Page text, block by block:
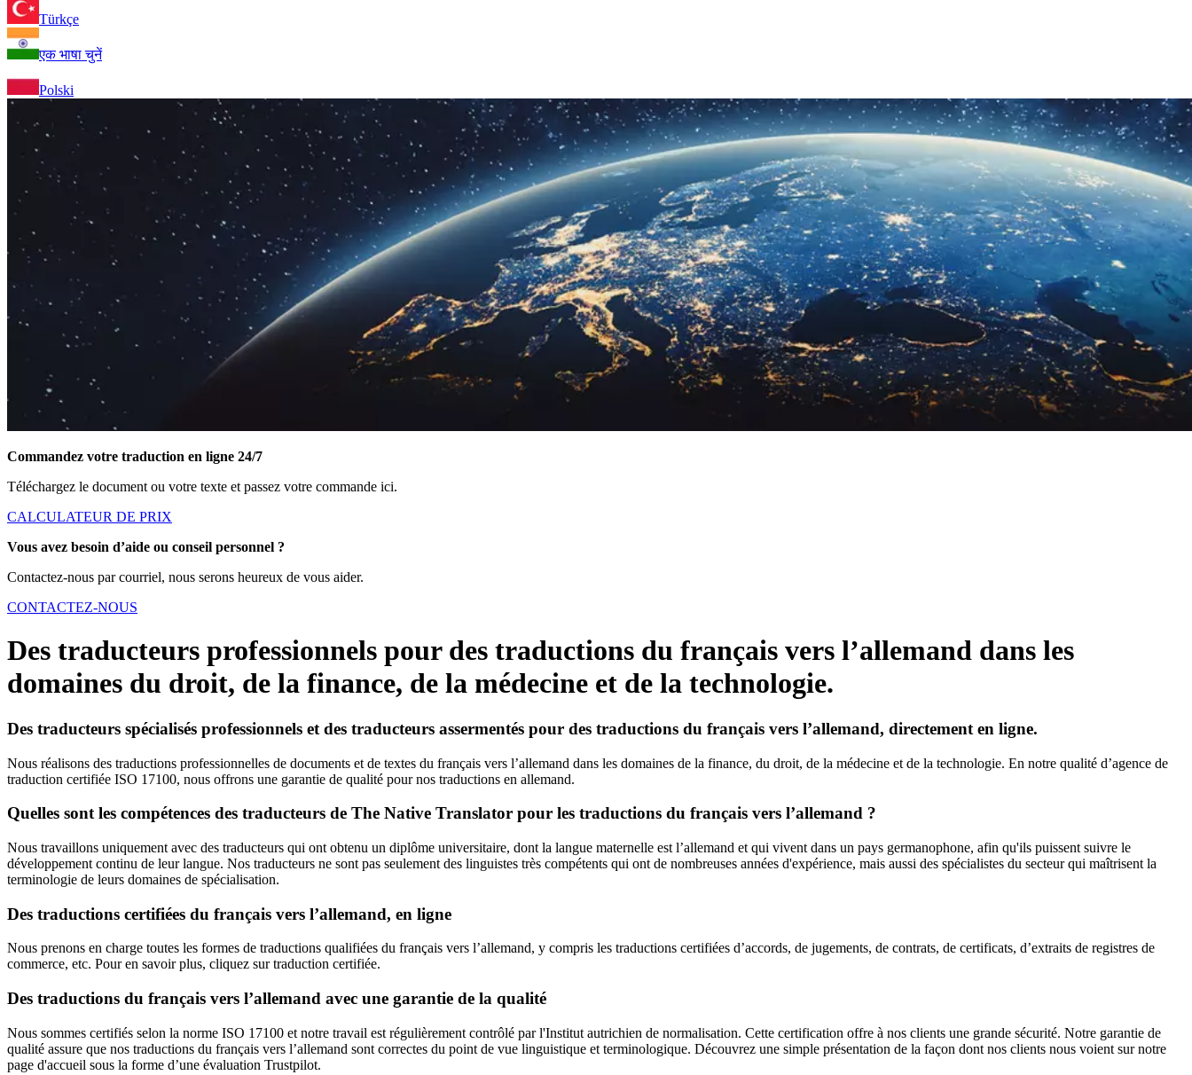
Türkçe
एक भाषा चुनें
Polski
Commandez votre traduction en ligne 24/7
Téléchargez le document ou votre texte et passez votre commande ici.
CALCULATEUR DE PRIX
Vous avez besoin d’aide ou conseil personnel ?
Contactez-nous par courriel, nous serons heureux de vous aider.
CONTACTEZ-NOUS
Des traducteurs professionnels pour des traductions du français vers l’allemand dans les
domaines du droit, de la finance, de la médecine et de la technologie.
Des traducteurs spécialisés professionnels et des traducteurs assermentés pour des traductions du français vers l’allemand, directement en ligne.
Nous réalisons des traductions professionnelles de documents et de textes du français vers l’allemand dans les domaines de la finance, du droit, de la médecine et de la technologie. En notre qualité d’agence de
traduction certifiée ISO 17100, nous offrons une garantie de qualité pour nos traductions en allemand.
Quelles sont les compétences des traducteurs de The Native Translator pour les traductions du français vers l’allemand ?
Nous travaillons uniquement avec des traducteurs qui ont obtenu un diplôme universitaire, dont la langue maternelle est l’allemand et qui vivent dans un pays germanophone, afin qu'ils puissent suivre le
développement continu de leur langue. Nos traducteurs ne sont pas seulement des linguistes très compétents qui ont de nombreuses années d'expérience, mais aussi des spécialistes du secteur qui maîtrisent la
terminologie de leurs domaines de spécialisation.
Des traductions certifiées du français vers l’allemand, en ligne
Nous prenons en charge toutes les formes de traductions qualifiées du français vers l’allemand, y compris les traductions certifiées d’accords, de jugements, de contrats, de certificats, d’extraits de registres de
commerce, etc. Pour en savoir plus, cliquez sur traduction certifiée.
Des traductions du français vers l’allemand avec une garantie de la qualité
Nous sommes certifiés selon la norme ISO 17100 et notre travail est régulièrement contrôlé par l'Institut autrichien de normalisation. Cette certification offre à nos clients une grande sécurité. Notre garantie de
qualité assure que nos traductions du français vers l’allemand sont correctes du point de vue linguistique et terminologique. Découvrez une simple présentation de la façon dont nos clients nous voient sur notre
page d'accueil sous la forme d’une évaluation Trustpilot.